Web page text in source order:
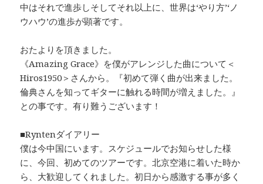
中はそれで進歩しそしてそれ以上に、世界は‘やり方’‘ノ
ウハウ’の進歩が顕著です。
おたよりを頂きました。
《Amazing Grace》を僕がアレンジした曲について＜
Hiros1950＞さんから。『初めて弾く曲が出来ました。
倫典さんを知ってギターに触れる時間が増えました。』
との事です。有り難うございます！
■Ryntenダイアリー
僕は今中国にいます。スケジュールでお知らせした様
に、今回、初めてのツアーです。北京空港に着いた時か
ら、大歓迎してくれました。初日から感激する事が多く